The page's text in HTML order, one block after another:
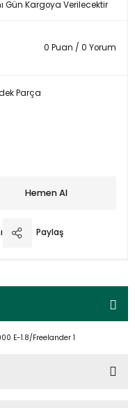
Gün Kargoya Verilecektir
0 Puan / 0 Yorum
Parça
Hemen Al
Paylaş
E-1.8/Freelander 1